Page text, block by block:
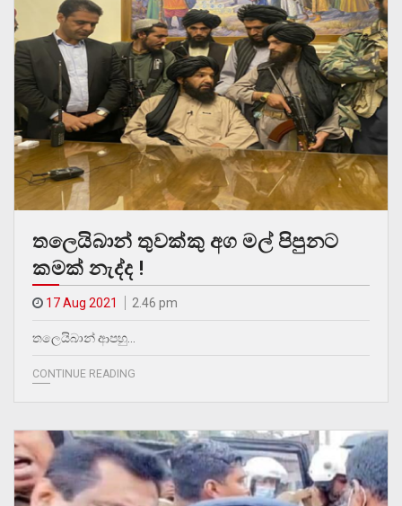
තලෙයිබාන් තුවක්කු අග මල් පිපුනට
කමක් නැද්ද !
17 Aug 2021 2.46 pm
තලෙයිබාන් ආපහු…
CONTINUE READING